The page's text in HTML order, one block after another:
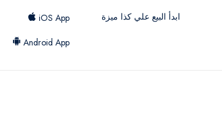
ابدأ البيع علي كذا ميزة
iOS App
Android App